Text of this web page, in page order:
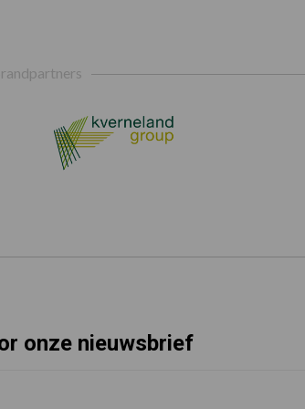
onze nieuwsbrief